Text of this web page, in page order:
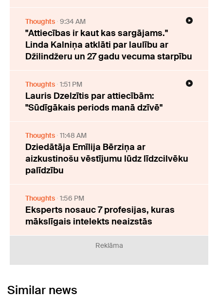
Thoughts 9:34 AM
"Attiecības ir kaut kas sargājams."
Linda Kalniņa atklāti par laulību ar
Džilindžeru un 27 gadu vecuma starpību
Thoughts 1:51 PM
Lauris Dzelzītis par attiecībām:
"Sūdīgākais periods manā dzīvē"
Thoughts 11:48 AM
Dziedātāja Emīlija Bērziņa ar
aizkustinošu vēstījumu lūdz līdzcilvēku
palīdzību
Thoughts 1:56 PM
Eksperts nosauc 7 profesijas, kuras
mākslīgais intelekts neaizstās
Reklāma
Similar news